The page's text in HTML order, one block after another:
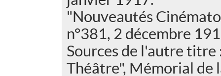
"Nouveautés
n°381, 2 décembre
Sources de l'autre titre
Théâtre", Mémorial de